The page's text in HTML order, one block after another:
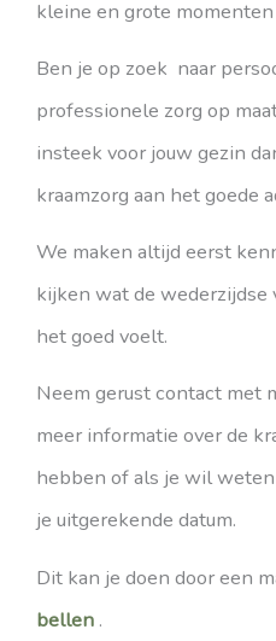
kleine en grote
Ben je op zoek naar
professionele zorg op
insteek voor jouw gezin
kraamzorg aan het goede
We maken altijd eerst
kijken wat de
het goed voelt.
Neem gerust contact met
meer informatie over de
hebben of als je wil
je uitgerekende datum.
Dit kan je doen door een
bellen .